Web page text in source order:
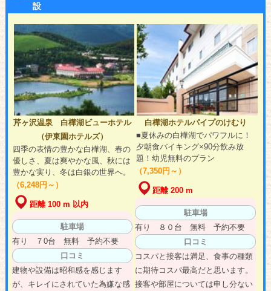
設
芹ヶ沢温泉 白樺湖ビューホテル
（伊東園ホテルズ）
四季の表情の豊かな白樺湖、春の
優しさ、夏は爽やかな風、秋には
豊かな実り、冬は白銀の世界へ。
（6,248円～）
距離 100 m 以内
駐車場
有り ７0台 無料 予約不要
口コミ
建物や設備は昭和感を感じます
が、キレイにされていた為嫌な感
白樺湖ホテルパイプのけむり
■夏休みの白樺湖でパワフルに！
夕朝食バイキング×90分飲み放
題！幼児無料のプラン
（7,350円～）
距離 200 m
駐車場
有り ８０台 無料 予約不要
口コミ
コスパと接客は満足、食事の種類
に期待コスパ最高だと思います。
接客や部屋については申し分ない